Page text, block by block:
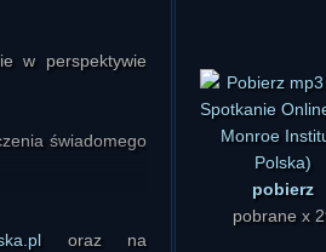
w perspektywie
świadomego
oraz na
pobierz
pobrane x 29